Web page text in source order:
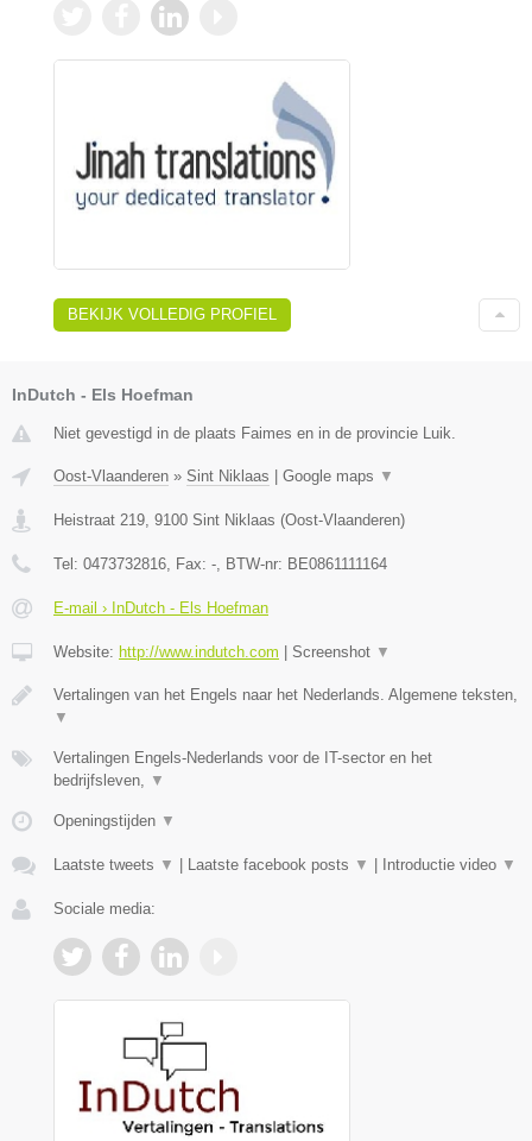
BEKIJK VOLLEDIG PROFIEL
InDutch - Els Hoefman
Niet gevestigd in de plaats Faimes en in de provincie Luik.
Oost-Vlaanderen » Sint Niklaas | Google maps ▼
Heistraat 219 9100 Sint Niklaas (Oost-Vlaanderen)
Tel: 0473732816 , Fax: - , BTW-nr: BE0861111164
E-mail › InDutch - Els Hoefman
Website: http://www.indutch.com | Screenshot ▼
Vertalingen van het Engels naar het Nederlands. Algemene teksten,
▼
Vertalingen Engels-Nederlands voor de IT-sector en het
bedrijfsleven,
▼
Openingstijden ▼
Laatste tweets ▼ | Laatste facebook posts ▼ | Introductie video ▼
Sociale media: